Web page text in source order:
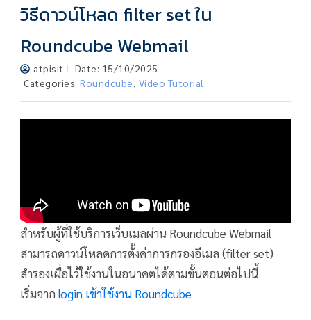
วิธีดาวน์โหลด filter set ใน
Roundcube Webmail
atpisit Date: 15/10/2025
Categories: Roundcube, Video Tutorial
สำหรับผู้ที่ใช้บริการเว็บเมลผ่าน Roundcube Webmail
สามารถดาวน์โหลดการตั้งค่าการกรองอีเมล (filter set)
สำรองเผื่อไว้ใช้งานในอนาคตได้ตามขั้นตอนต่อไปนี้
เริ่มจาก login เข้าใช้งาน Roundcube